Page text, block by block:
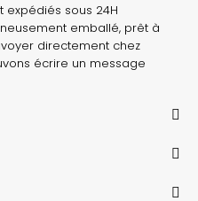
expédiés sous 24H
emballé, prêt à
directement chez
écrire un message